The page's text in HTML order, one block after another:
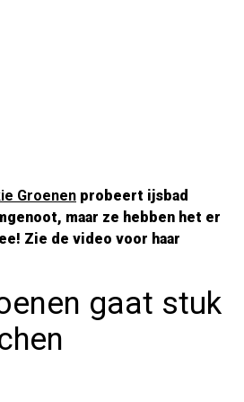
Groenen probeert ijsbad
maar ze hebben het er
Zie de video voor haar
gaat stuk